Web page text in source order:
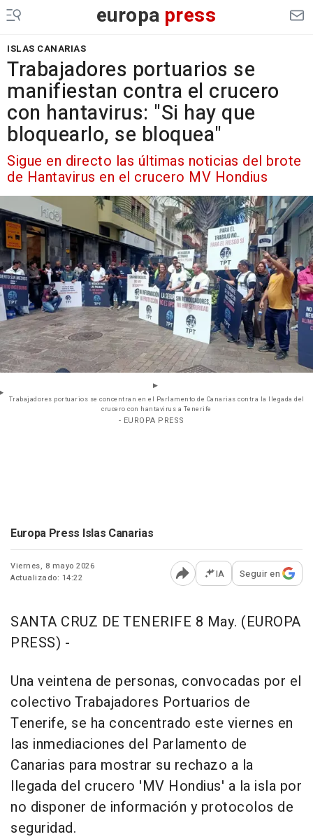
europa press
ISLAS CANARIAS
Trabajadores portuarios se
manifiestan contra el crucero
con hantavirus: "Si hay que
bloquearlo, se bloquea"
Sigue en directo las últimas noticias del brote
de Hantavirus en el crucero MV Hondius
Trabajadores portuarios se concentran en el Parlamento de Canarias contra la llegada del
crucero con hantavirus a Tenerife
- EUROPA PRESS
Europa Press Islas Canarias
Viernes, 8 mayo 2026
Actualizado: 14:22
Abrir opciones para
IA Seguir en
SANTA CRUZ DE TENERIFE 8 May. (EUROPA
PRESS) -
Una veintena de personas, convocadas por el
colectivo Trabajadores Portuarios de
Tenerife, se ha concentrado este viernes en
las inmediaciones del Parlamento de
Canarias para mostrar su rechazo a la
llegada del crucero 'MV Hondius' a la isla por
no disponer de información y protocolos de
seguridad.